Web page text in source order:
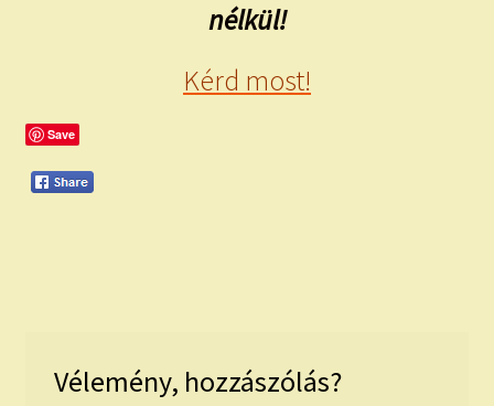
nélkül!
Kérd most!
Save
Vélemény, hozzászólás?